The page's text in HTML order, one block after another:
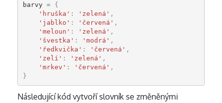
barvy =
{
'hruška' : 'zelená' ,
'jablko' : 'červená' ,
'meloun' : 'zelená' ,
'švestka' : 'modrá' ,
'ředkvička' : 'červená' ,
'zelí' : 'zelená' ,
'mrkev' : 'červená' ,
}
Následující kód vytvoří slovník se změněnými